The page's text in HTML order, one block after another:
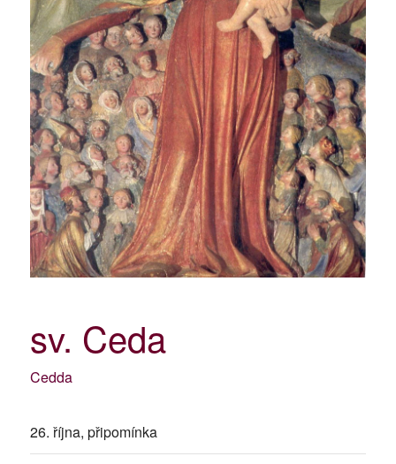
sv. Ceda
Cedda
26. října, připomínka